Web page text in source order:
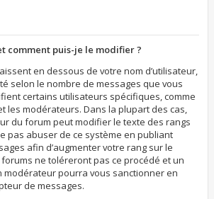
comment puis-je le modifier ?
en dessous de votre nom d’utilisateur,
selon le nombre de messages que vous
certains utilisateurs spécifiques, comme
les modérateurs. Dans la plupart des cas,
du forum peut modifier le texte des rangs
pas abuser de ce système en publiant
afin d’augmenter votre rang sur le
ne toléreront pas ce procédé et un
modérateur pourra vous sanctionner en
de messages.